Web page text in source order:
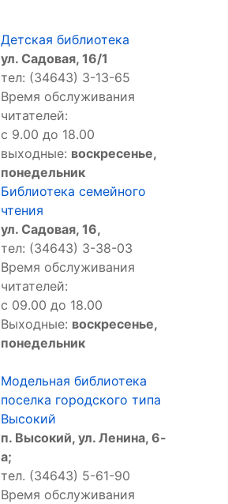
Детская библиотека
ул. Садовая, 16/1
тел: (34643) 3-13-65
Время обслуживания
читателей:
с 9.00 до 18.00
выходные: воскресенье,
понедельник
Библиотека семейного
чтения
ул. Садовая, 16,
тел: (34643) 3-38-03
Время обслуживания
читателей:
с 09.00 до 18.00
Выходные: воскресенье,
понедельник
Модельная библиотека
поселка городского типа
Высокий
п. Высокий, ул. Ленина, 6-
а;
тел. (34643) 5-61-90
Время обслуживания